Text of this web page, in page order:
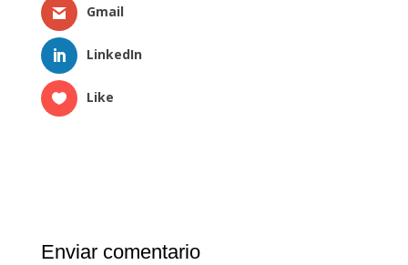
Gmail
LinkedIn
Like
Enviar comentario